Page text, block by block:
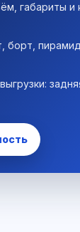
габариты и
борт,